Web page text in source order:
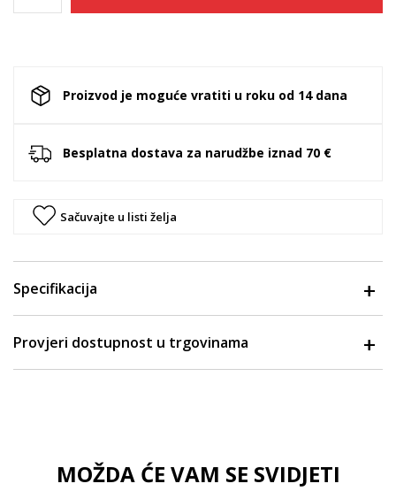
Proizvod je moguće vratiti u roku od 14 dana
Besplatna dostava za narudžbe iznad 70 €
Sačuvajte u listi želja
Specifikacija
Provjeri dostupnost u trgovinama
MOŽDA ĆE VAM SE SVIDJETI